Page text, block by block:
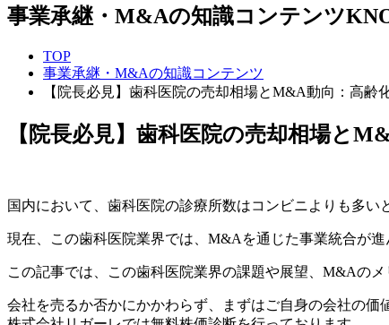
事業承継・M&Aの知識コンテンツ
TOP
事業承継・M&Aの知識コンテンツ
【院長必見】歯科医院の売却相場とM&A動向：高齢
【院長必見】歯科医院の売却相場と
国内において、歯科医院の診療所数はコンビニよりも多い
現在、この歯科医院業界では、M&Aを通じた事業統合が進
この記事では、この歯科医院業界の課題や展望、M&Aの
会社を売るか否かにかかわらず、まずはご自身の会社の価